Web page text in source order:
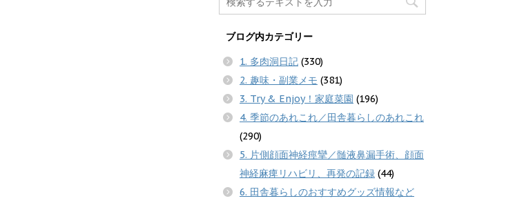
ブログ内カテゴリー
1. 多肉洞日記 (330)
2. 趣味・副業メモ (381)
3. Try & Enjoy！家庭菜園 (196)
4. 季節のあれこれ／田舎暮らしのあれこれ
(290)
5. 片側顔面神経痙攣／髄液鼻漏手術、顔面
神経麻痺リハビリ、再発の記録 (44)
6. 田舎暮らしのおすすめグッズ情報など